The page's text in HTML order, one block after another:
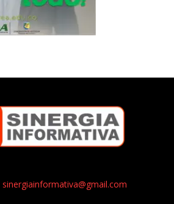
sinergiainformativa@gmail.com